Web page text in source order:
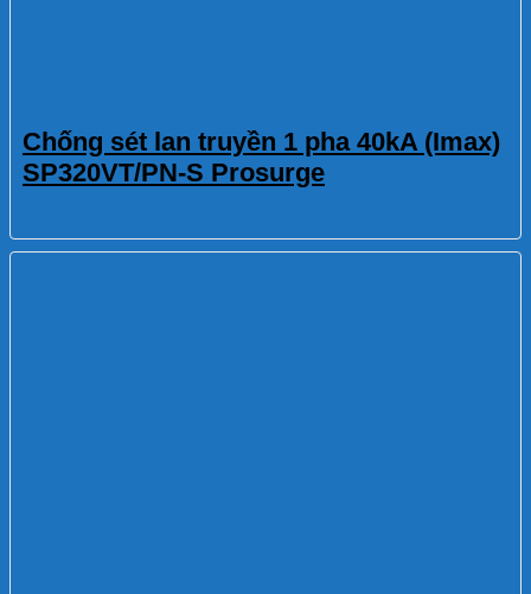
Chống sét lan truyền 1 pha 40kA (Imax)
SP320VT/PN-S Prosurge